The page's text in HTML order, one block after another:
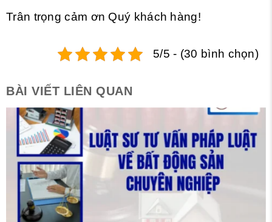
Trân trọng cảm ơn Quý khách hàng!
5/5 - (30 bình chọn)
BÀI VIẾT LIÊN QUAN